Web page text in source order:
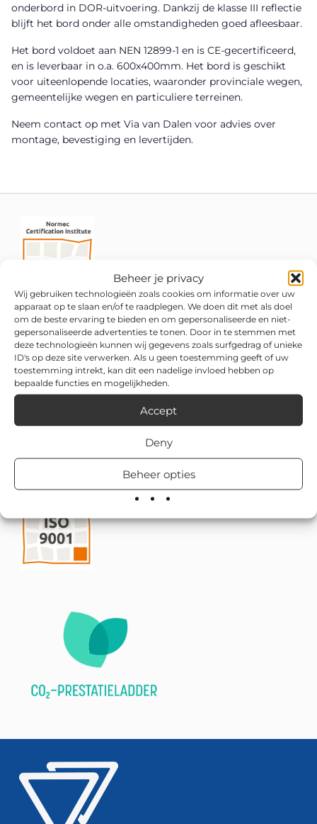
Beheer je privacy
Wij gebruiken technologieën zoals cookies om informatie over uw
apparaat op te slaan en/of te raadplegen. We doen dit met als doel
om de beste ervaring te bieden en om gepersonaliseerde en niet-
gepersonaliseerde advertenties te tonen. Door in te stemmen met
deze technologieën kunnen wij gegevens zoals surfgedrag of unieke
ID's op deze site verwerken. Als u geen toestemming geeft of uw
toestemming intrekt, kan dit een nadelige invloed hebben op
bepaalde functies en mogelijkheden.
Accept
Deny
Beheer opties
onderbord in DOR-uitvoering. Dankzij de klasse III reflectie
blijft het bord onder alle omstandigheden goed afleesbaar.
Het bord voldoet aan NEN 12899-1 en is CE-gecertificeerd,
en is leverbaar in o.a. 600x400mm. Het bord is geschikt
voor uiteenlopende locaties, waaronder provinciale wegen,
gemeentelijke wegen en particuliere terreinen.
Neem contact op met Via van Dalen voor advies over
montage, bevestiging en levertijden.